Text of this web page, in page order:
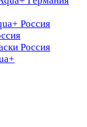
Россия
Россия